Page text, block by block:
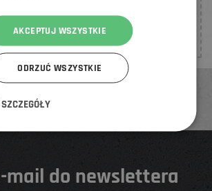
nie dodano jeszcze żadnych opinii.
pierwszy, ktododać opinię .
mail do newslettera
AKCEPTUJ WSZYSTKIE
ODRZUĆ WSZYSTKIE